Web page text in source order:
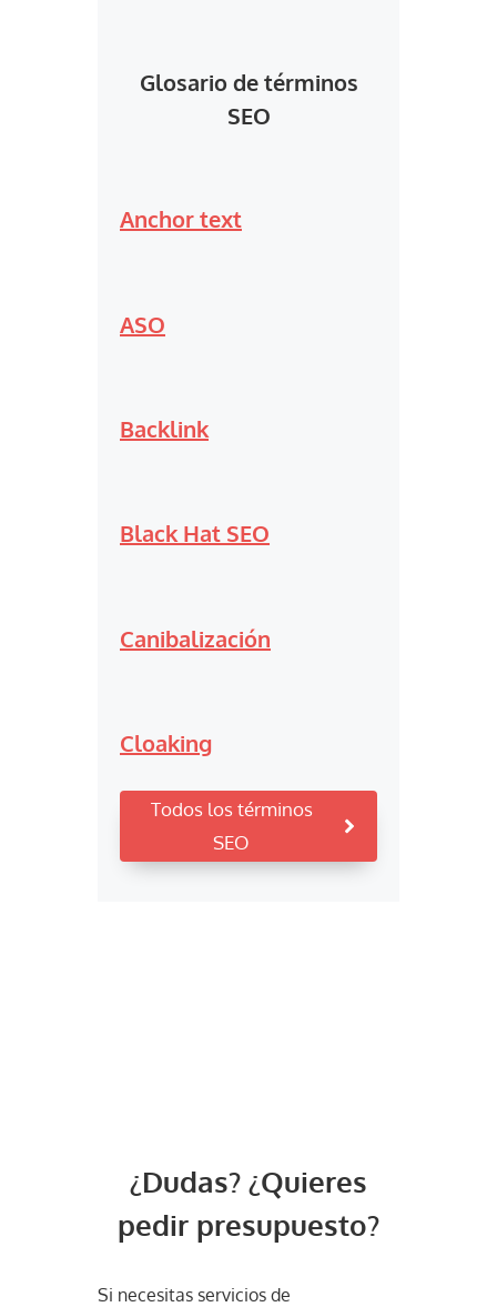
Glosario de términos
SEO
Anchor text
ASO
Backlink
Black Hat SEO
Canibalización
Cloaking
Todos los términos
SEO
¿Dudas? ¿Quieres
pedir presupuesto?
Si necesitas servicios de